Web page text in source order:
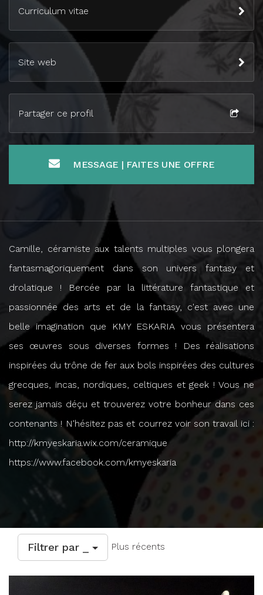
Curriculum vitae
Site web
Partager ce profil
MESSAGE | FAITES UNE OFFRE
Camille, céramiste aux talents multiples vous plongera
fantasmagoriquement dans son univers fantasy et
drolatique ! Bercée par la littérature fantastique et
passionnée des arts et de la fantasy, c'est avec une
belle imagination que KMY ESKARIA vous présentera
ses œuvres sous diverses formes ! Des réalisations
inspirées du trône de fer aux bols inspirées des cultures
grecques, incas, nordiques, celtiques et geek ! Vous ne
serez jamais déçu et trouverez votre bonheur dans ces
contenants ! N'hésitez pas et courrez voir son travail ici :
http://kmyeskaria.wix.com/ceramique
https://www.facebook.com/kmyeskaria
Filtrer par _ Plus récents